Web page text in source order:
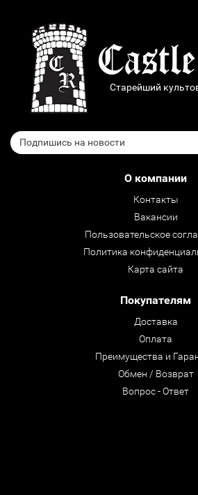
Старейший
О компании
Контакты
Вакансии
Пользовательское
Политика
Карта сайта
Покупателям
Доставка
Оплата
Преимущества и
Обмен / Возврат
Вопрос - Ответ